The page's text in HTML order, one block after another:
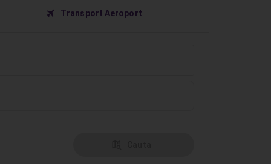
󰀝 Transport Aeroport